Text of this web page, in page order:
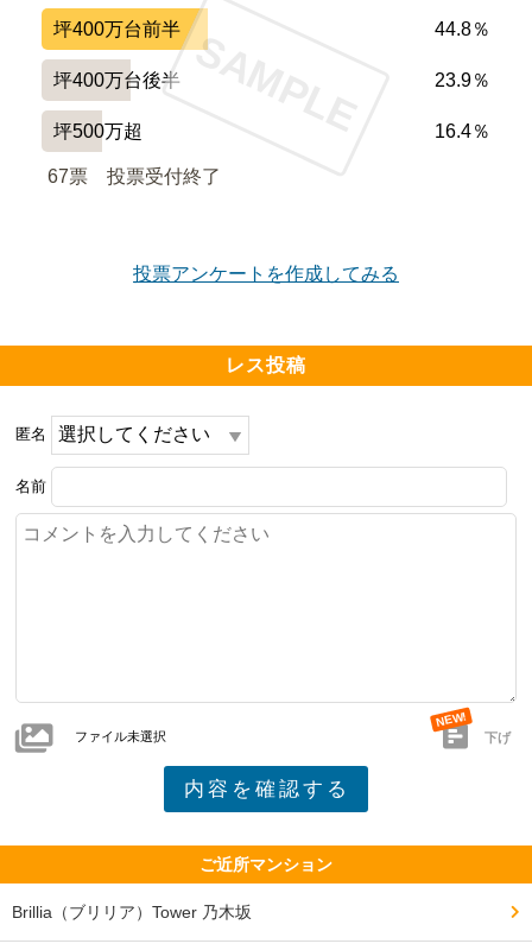
坪400万台前半 44.8％
坪400万台後半 23.9％
坪500万超 16.4％
67票 投票受付終了
SAMPLE
投票アンケートを作成してみる
レス投稿
匿名
名前
ファイル未選択 下げ
ご近所マンション
Brillia（ブリリア）Tower 乃木坂